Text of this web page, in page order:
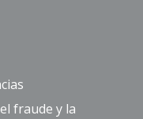
fraude y la